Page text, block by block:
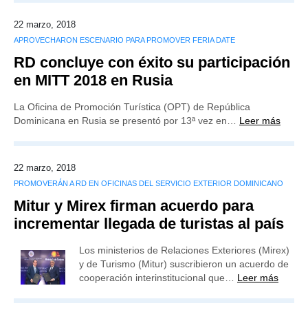
22 marzo, 2018
APROVECHARON ESCENARIO PARA PROMOVER FERIA DATE
RD concluye con éxito su participación
en MITT 2018 en Rusia
La Oficina de Promoción Turística (OPT) de República
Dominicana en Rusia se presentó por 13ª vez en… Leer más
22 marzo, 2018
PROMOVERÁN A RD EN OFICINAS DEL SERVICIO EXTERIOR DOMINICANO
Mitur y Mirex firman acuerdo para
incrementar llegada de turistas al país
Los ministerios de Relaciones Exteriores (Mirex)
y de Turismo (Mitur) suscribieron un acuerdo de
cooperación interinstitucional que… Leer más